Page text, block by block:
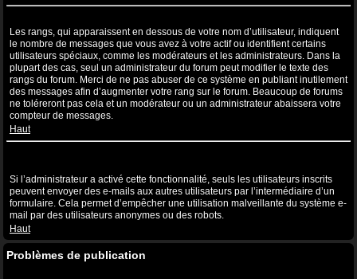
Les rangs, qui apparaissent en dessous de votre nom d’utilisateur, indiquent
le nombre de messages que vous avez à votre actif ou identifient certains
utilisateurs spéciaux, comme les modérateurs et les administrateurs. Dans la
plupart des cas, seul un administrateur du forum peut modifier le texte des
rangs du forum. Merci de ne pas abuser de ce système en publiant inutilement
des messages afin d’augmenter votre rang sur le forum. Beaucoup de forums
ne toléreront pas cela et un modérateur ou un administrateur abaissera votre
compteur de messages.
Haut
Si l’administrateur a activé cette fonctionnalité, seuls les utilisateurs inscrits
peuvent envoyer des e-mails aux autres utilisateurs par l’intermédiaire d’un
formulaire. Cela permet d’empêcher une utilisation malveillante du système e-
mail par des utilisateurs anonymes ou des robots.
Haut
Problèmes de publication